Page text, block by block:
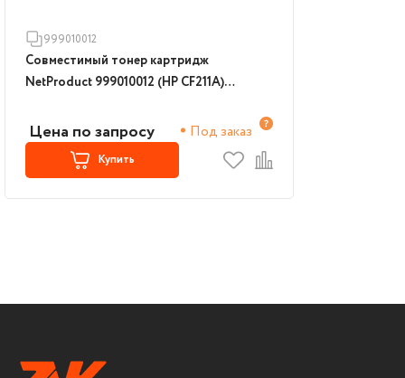
999010012
Совместимый тонер картридж
NetProduct 999010012 (HP CF211A)
Цена по запросу Под заказ
Купить